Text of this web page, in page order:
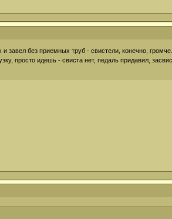
и завел без приемных труб - свистели, конечно,
просто идешь - свиста нет, педаль придавил,